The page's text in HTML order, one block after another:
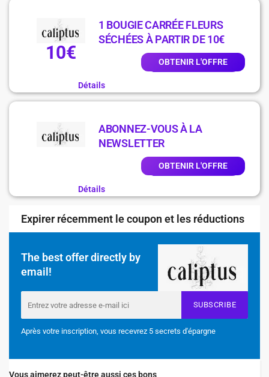
10€
1 BOUGIE CARRÉE FLEURS
SÉCHÉES À PARTIR DE 10€
OBTENIR L'OFFRE
Détails
ABONNEZ-VOUS À LA
NEWSLETTER
OBTENIR L'OFFRE
Détails
Expirer récemment le coupon et les réductions
The best offer directly by
email!
SUBSCRIBE
Après votre inscription, vous recevrez 5 secrets d'épargne
Vous aimerez peut-être aussi ces bons